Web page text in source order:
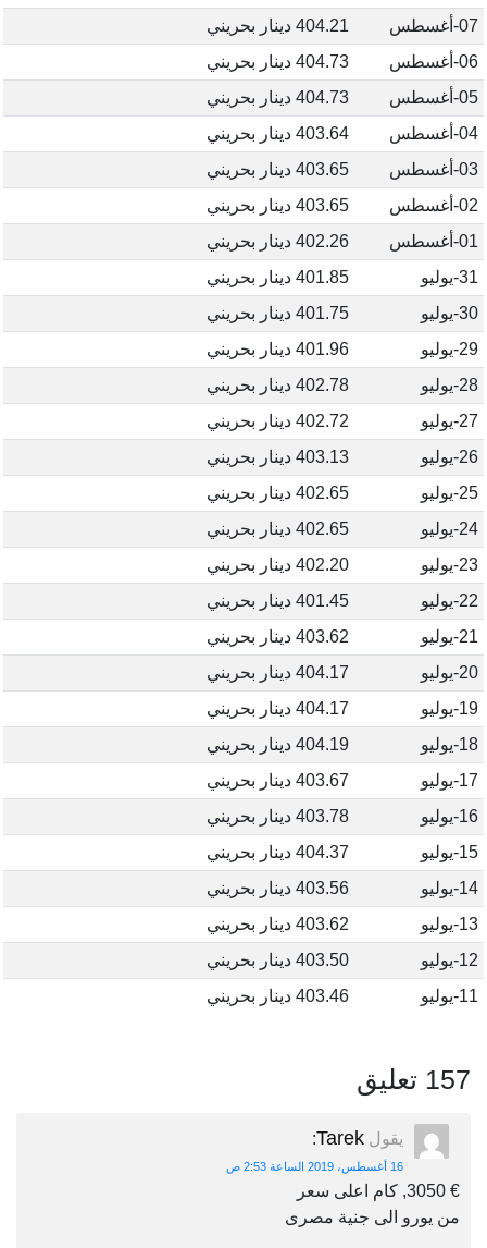
07-أغسطس
404.21 دينار بحريني
06-أغسطس
404.73 دينار بحريني
05-أغسطس
404.73 دينار بحريني
04-أغسطس
403.64 دينار بحريني
03-أغسطس
403.65 دينار بحريني
02-أغسطس
403.65 دينار بحريني
01-أغسطس
402.26 دينار بحريني
31-يوليو
401.85 دينار بحريني
30-يوليو
401.75 دينار بحريني
29-يوليو
401.96 دينار بحريني
28-يوليو
402.78 دينار بحريني
27-يوليو
402.72 دينار بحريني
26-يوليو
403.13 دينار بحريني
25-يوليو
402.65 دينار بحريني
24-يوليو
402.65 دينار بحريني
23-يوليو
402.20 دينار بحريني
22-يوليو
401.45 دينار بحريني
21-يوليو
403.62 دينار بحريني
20-يوليو
404.17 دينار بحريني
19-يوليو
404.17 دينار بحريني
18-يوليو
404.19 دينار بحريني
17-يوليو
403.67 دينار بحريني
16-يوليو
403.78 دينار بحريني
15-يوليو
404.37 دينار بحريني
14-يوليو
403.56 دينار بحريني
13-يوليو
403.62 دينار بحريني
12-يوليو
403.50 دينار بحريني
11-يوليو
403.46 دينار بحريني
157 تعليق
يقول Tarek
:
16 أغسطس، 2019 الساعة 2:53 ص
€ 3050, كام اعلى سعر
من يورو الى جنية مصرى